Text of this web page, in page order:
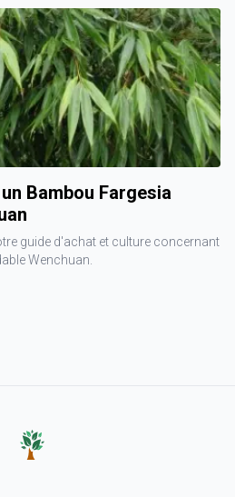
Bambou Fargesia
guide d'achat et culture concernant
Wenchuan.